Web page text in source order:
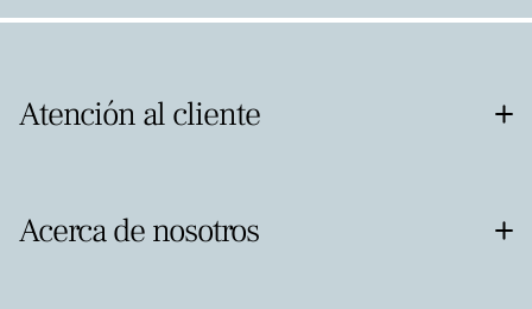
Atención al cliente
Acerca de nosotros